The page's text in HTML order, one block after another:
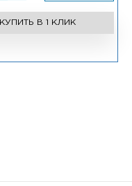
КУПИТЬ В 1 КЛИК